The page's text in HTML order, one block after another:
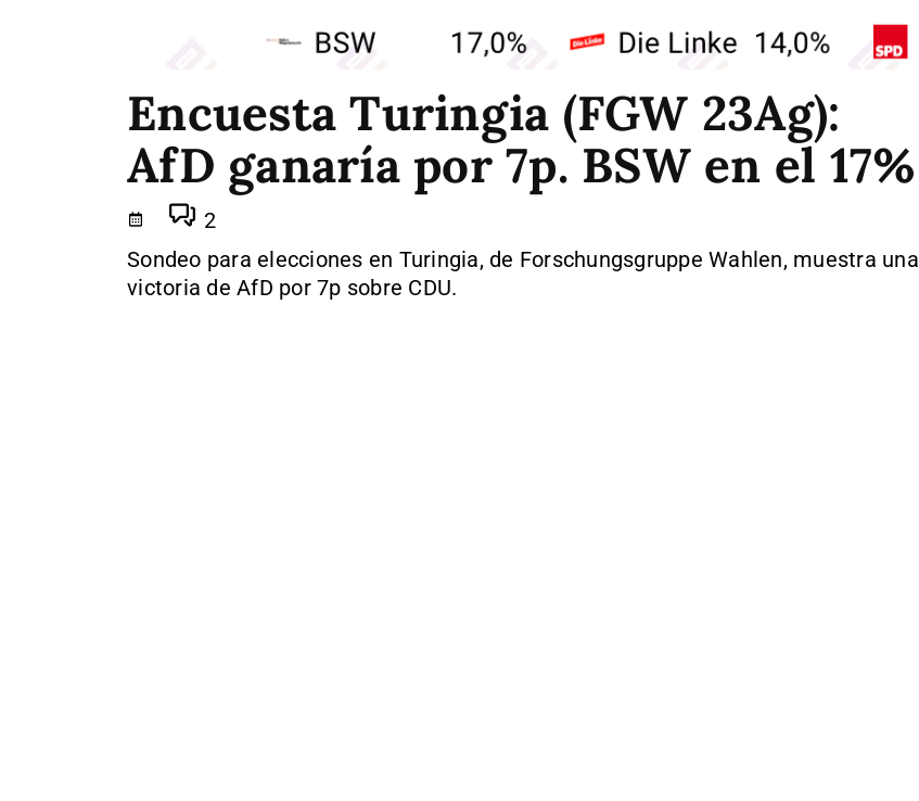
Encuesta Turingia (FGW 23Ag):
AfD ganaría por 7p. BSW en el 17%
2
Sondeo para elecciones en Turingia, de Forschungsgruppe Wahlen, muestra una
victoria de AfD por 7p sobre CDU.